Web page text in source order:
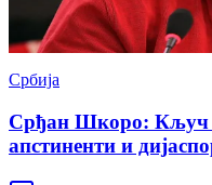
Србија
Срђан Шкоро: Кључ
апстиненти и